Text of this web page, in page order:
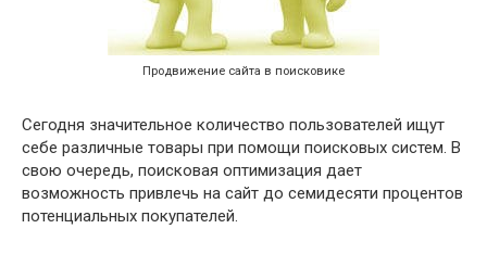
Продвижение сайта в поисковике
Сегодня значительное количество пользователей ищут
себе различные товары при помощи поисковых систем. В
свою очередь, поисковая оптимизация дает
возможность привлечь на сайт до семидесяти процентов
потенциальных покупателей.